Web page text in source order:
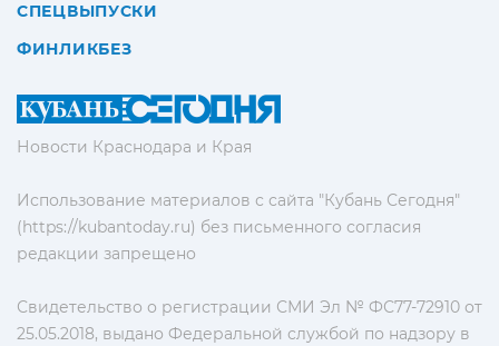
Новости Краснодара и Края
Использование материалов с сайта "Кубань Сегодня"
(https://kubantoday.ru) без письменного согласия
редакции запрещено
Свидетельство о регистрации СМИ Эл № ФС77-72910 от
25.05.2018, выдано Федеральной службой по надзору в
СПЕЦВЫПУСКИ
ФИНЛИКБЕЗ